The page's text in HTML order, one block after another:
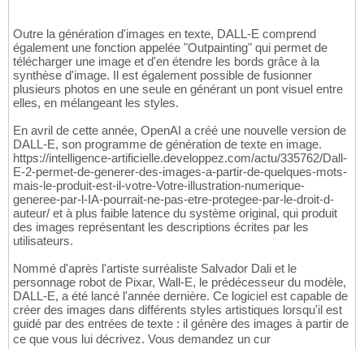
Outre la génération d'images en texte, DALL-E comprend
également une fonction appelée "Outpainting" qui permet de
télécharger une image et d'en étendre les bords grâce à la
synthèse d'image. Il est également possible de fusionner
plusieurs photos en une seule en générant un pont visuel entre
elles, en mélangeant les styles.
En avril de cette année, OpenAI a créé une nouvelle version de
DALL-E, son programme de génération de texte en image.
https://intelligence-artificielle.developpez.com/actu/335762/Dall-
E-2-permet-de-generer-des-images-a-partir-de-quelques-mots-
mais-le-produit-est-il-votre-Votre-illustration-numerique-
generee-par-l-IA-pourrait-ne-pas-etre-protegee-par-le-droit-d-
auteur/ et à plus faible latence du système original, qui produit
des images représentant les descriptions écrites par les
utilisateurs.
Nommé d'après l'artiste surréaliste Salvador Dali et le
personnage robot de Pixar, Wall-E, le prédécesseur du modèle,
DALL-E, a été lancé l'année dernière. Ce logiciel est capable de
créer des images dans différents styles artistiques lorsqu'il est
guidé par des entrées de texte : il génère des images à partir de
ce que vous lui décrivez. Vous demandez un cur